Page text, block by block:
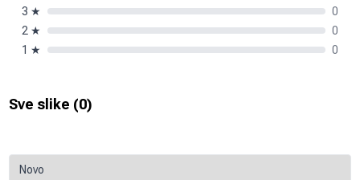
3 ★
0
2 ★
0
1 ★ 0
Sve slike (0)